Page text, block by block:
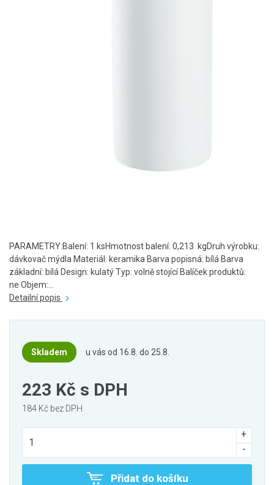
PARAMETRY:Balení: 1 ksHmotnost balení: 0,213 kgDruh výrobku:
dávkovač mýdla Materiál: keramika Barva popisná: bílá Barva
základní: bílá Design: kulatý Typ: volně stojící Balíček produktů:
ne Objem:...
Detailní popis
Skladem u vás od 16.8. do 25.8.
223 Kč s DPH
184 Kč bez DPH
Přidat do košíku